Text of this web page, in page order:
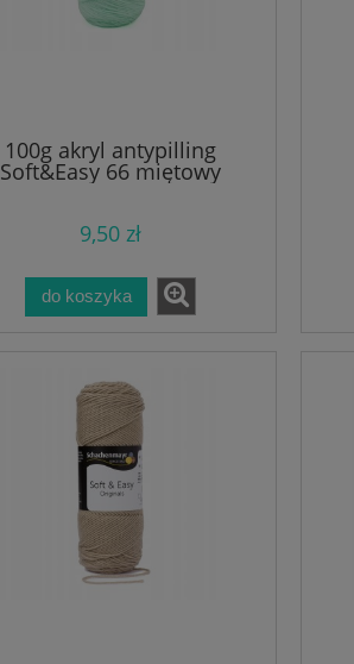
100g akryl antypilling
Soft&Easy 66 miętowy
9,50 zł
do koszyka